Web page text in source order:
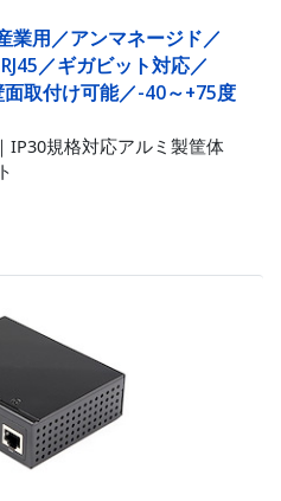
業用／アンマネージド／
／ギガビット対応／
取付け可能／-40～+75度
IP30規格対応アルミ製筐体